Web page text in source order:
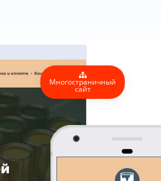
Многостраничный
сайт